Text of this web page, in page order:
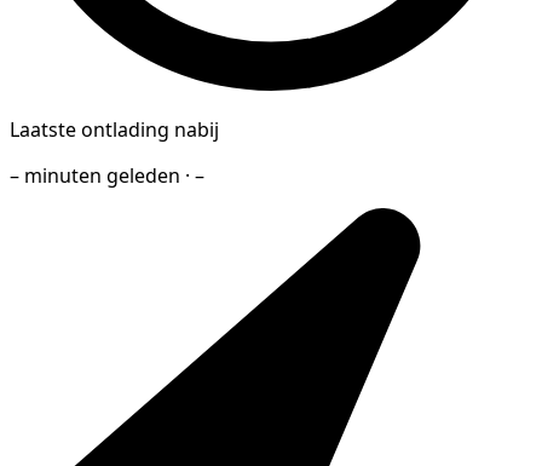
Laatste ontlading nabij
– minuten geleden · –